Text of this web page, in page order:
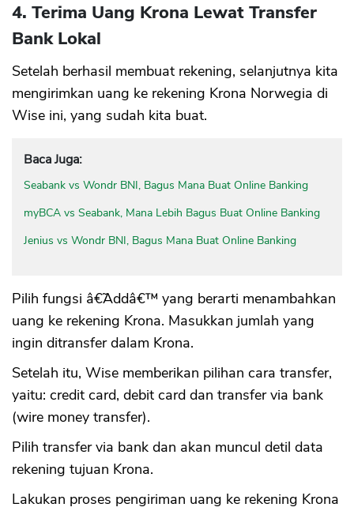
4. Terima Uang Krona Lewat Transfer
Bank Lokal
Setelah berhasil membuat rekening, selanjutnya kita
mengirimkan uang ke rekening Krona Norwegia di
Wise ini, yang sudah kita buat.
Baca Juga:
Seabank vs Wondr BNI, Bagus Mana Buat Online Banking
myBCA vs Seabank, Mana Lebih Bagus Buat Online Banking
Jenius vs Wondr BNI, Bagus Mana Buat Online Banking
Pilih fungsi â€˜Addâ€™ yang berarti menambahkan
uang ke rekening Krona. Masukkan jumlah yang
ingin ditransfer dalam Krona.
Setelah itu, Wise memberikan pilihan cara transfer,
yaitu: credit card, debit card dan transfer via bank
(wire money transfer).
Pilih transfer via bank dan akan muncul detil data
rekening tujuan Krona.
Lakukan proses pengiriman uang ke rekening Krona